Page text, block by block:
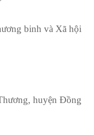
binh và Xã hội
huyện Đồng